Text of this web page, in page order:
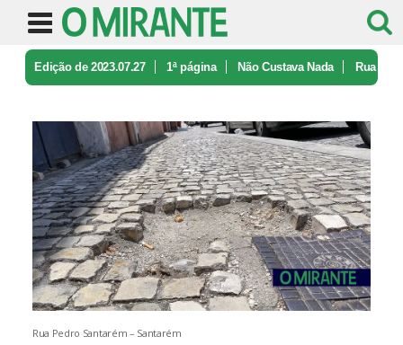
Edição de 2023.07.27 1ª página Não Custava Nada Rua
Rua Pedro Santarém – Santarém